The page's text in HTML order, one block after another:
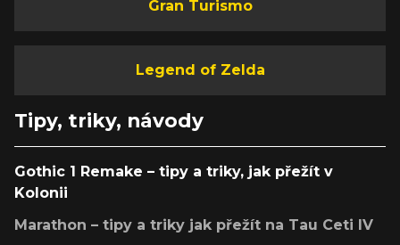
Gran Turismo
Legend of Zelda
Tipy, triky, návody
Gothic 1 Remake – tipy a triky, jak přežít v
Kolonii
Marathon – tipy a triky jak přežít na Tau Ceti IV